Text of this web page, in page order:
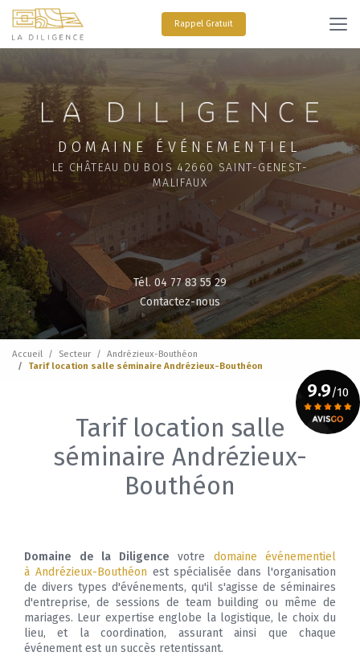
Aller
contenu
Rappel Gratuit
9.9/10
DOMAINE ÉVÉNEMENTIEL
LE CHÂTEAU DU BOIS 42660 SAINT-GENEST-
MALIFAUX
Tél. 04 77 83 55 29
Contactez-nous
Accueil Secteur
Andrézieux-Bouthéon
Tarif location salle séminaire Andrézieux-Bouthéon
Tarif location salle
séminaire Andrézieux-
Bouthéon
Domaine de la Diligence votre domaine événementiel
à Andrézieux-Bouthéon est spécialisée dans l'organisation
de divers types d'événements, qu'il s'agisse de séminaires
d'entreprise, de sessions de team building ou même de
mariages. Leur expertise englobe la logistique, le choix du
lieu, et la coordination, assurant ainsi que chaque
événement est un succès retentissant.